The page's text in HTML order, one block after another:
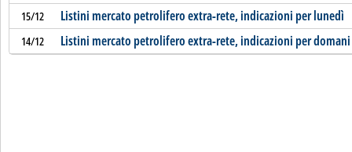
15/12 Listini mercato petrolifero extra-rete, indicazioni per lunedì
14/12 Listini mercato petrolifero extra-rete, indicazioni per domani